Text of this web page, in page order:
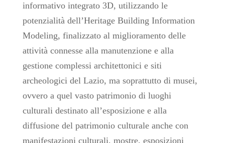
informativo integrato 3D, utilizzando le
potenzialità dell’Heritage Building Information
Modeling, finalizzato al miglioramento delle
attività connesse alla manutenzione e alla
gestione complessi architettonici e siti
archeologici del Lazio, ma soprattutto di musei,
ovvero a quel vasto patrimonio di luoghi
culturali destinato all’esposizione e alla
diffusione del patrimonio culturale anche con
manifestazioni culturali, mostre, esposizioni